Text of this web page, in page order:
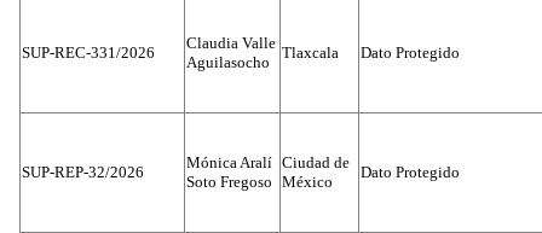
SUP-REC-331/2026
Claudia Valle
Aguilasocho
Tlaxcala Dato Protegido
SUP-REP-32/2026
Mónica Aralí
Soto Fregoso
Ciudad de
México
Dato Protegido